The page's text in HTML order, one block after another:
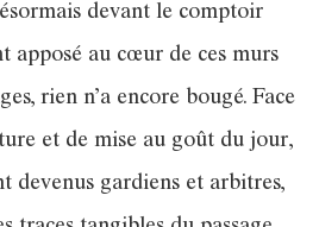
devant le comptoir
apposé au cœur de ces murs
rien n’a encore bougé. Face
et de mise au goût du jour,
devenus gardiens et arbitres,